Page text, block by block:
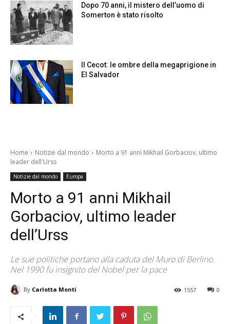
Dopo 70 anni, il mistero dell’uomo di
Somerton è stato risolto
Il Cecot: le ombre della megaprigione in
El Salvador